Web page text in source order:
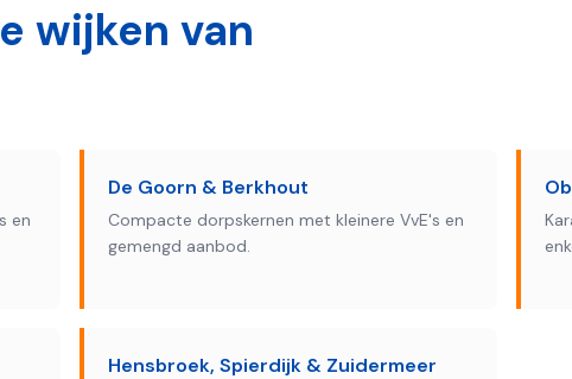
wijken van
en
De Goorn & Berkhout
Compacte dorpskernen met kleinere VvE's en
gemengd aanbod.
Hensbroek, Spierdijk & Zuidermeer